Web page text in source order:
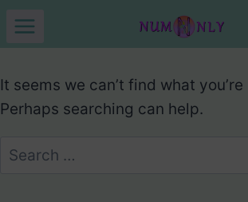
It seems we can’t find what
Perhaps searching can help.
Search